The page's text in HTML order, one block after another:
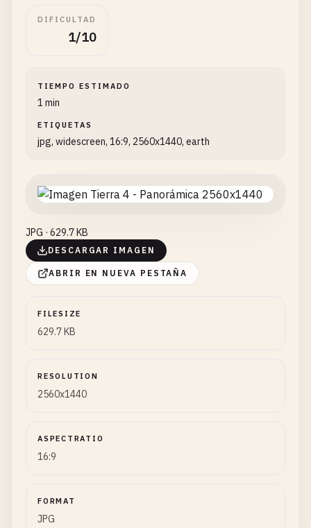
DIFICULTAD
1/10
TIEMPO ESTIMADO
1 min
ETIQUETAS
jpg, widescreen, 16:9, 2560x1440, earth
JPG · 629.7 KB
DESCARGAR IMAGEN
ABRIR EN NUEVA PESTAÑA
FILESIZE
629.7 KB
RESOLUTION
2560x1440
ASPECTRATIO
16:9
FORMAT
JPG